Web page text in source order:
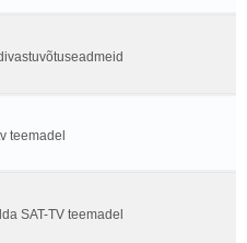
teemadel
SAT-TV teemadel